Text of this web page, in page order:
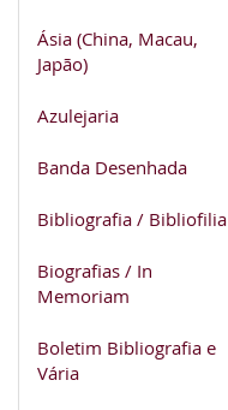
Ásia (China, Macau,
Japão)
Azulejaria
Banda Desenhada
Bibliografia / Bibliofilia
Biografias / In
Memoriam
Boletim Bibliografia e
Vária